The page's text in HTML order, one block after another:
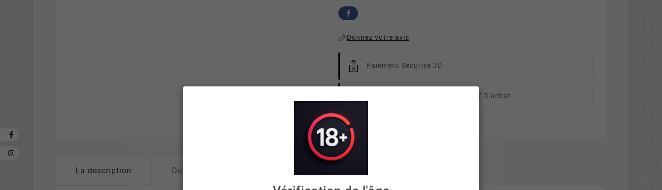
Donnez votre avis
Paiement Sécurisé 3D
Offerte Dès 40€ D'achat
La description Détails du produit